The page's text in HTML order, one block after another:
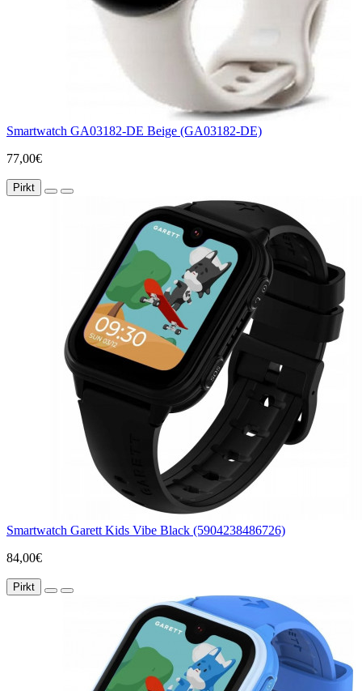
Smartwatch GA03182-DE Beige (GA03182-DE)
77,00€
Pirkt
Smartwatch Garett Kids Vibe Black (5904238486726)
84,00€
Pirkt